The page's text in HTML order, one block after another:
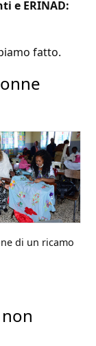
e ERINAD:
fatto.
di un ricamo